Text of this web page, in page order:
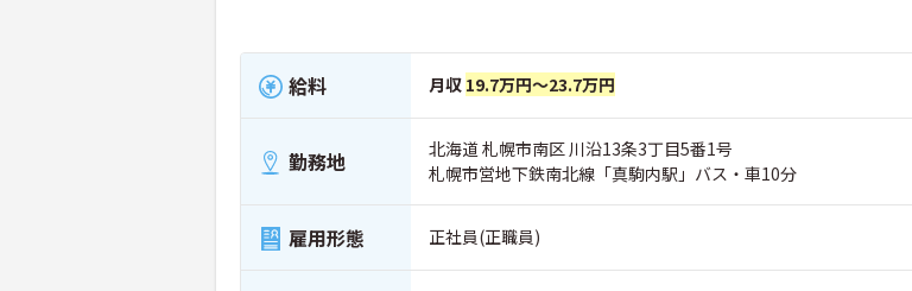
給料 月収 19.7万円～23.7万円
勤務地
北海道 札幌市南区 川沿13条3丁目5番1号
札幌市営地下鉄南北線「真駒内駅」バス・車10分
雇用形態 正社員(正職員)